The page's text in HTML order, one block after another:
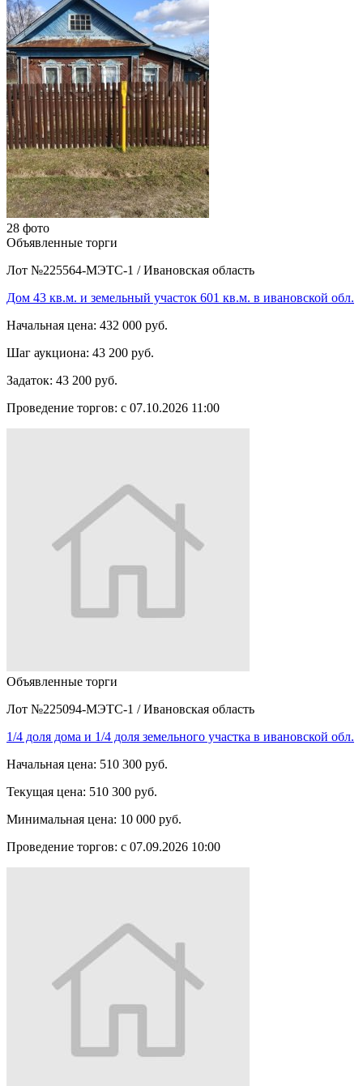
28 фото
Объявленные торги
Лот №225564-МЭТС-1 / Ивановская область
Дом 43 кв.м. и земельный участок 601 кв.м. в ивановской обл.
Начальная цена: 432 000 руб.
Шаг аукциона: 43 200 руб.
Задаток: 43 200 руб.
Проведение торгов: с 07.10.2026 11:00
Объявленные торги
Лот №225094-МЭТС-1 / Ивановская область
1/4 доля дома и 1/4 доля земельного участка в ивановской обл.
Начальная цена: 510 300 руб.
Текущая цена: 510 300 руб.
Минимальная цена: 10 000 руб.
Проведение торгов: с 07.09.2026 10:00